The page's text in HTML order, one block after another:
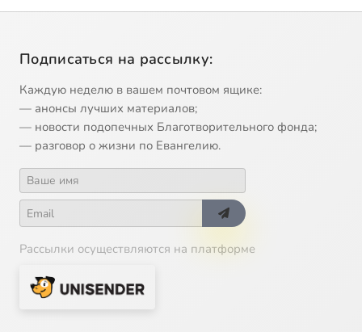
Подписаться на рассылку:
Каждую неделю в вашем почтовом ящике:
— анонсы лучших материалов;
— новости подопечных Благотворительного фонда;
— разговор о жизни по Евангелию.
Рассылки осуществляются на платформе